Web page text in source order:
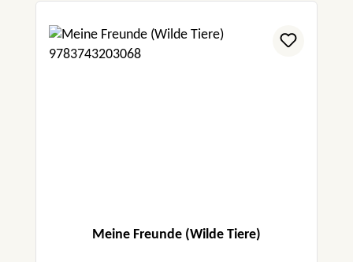
Meine Freunde (Wilde Tiere)